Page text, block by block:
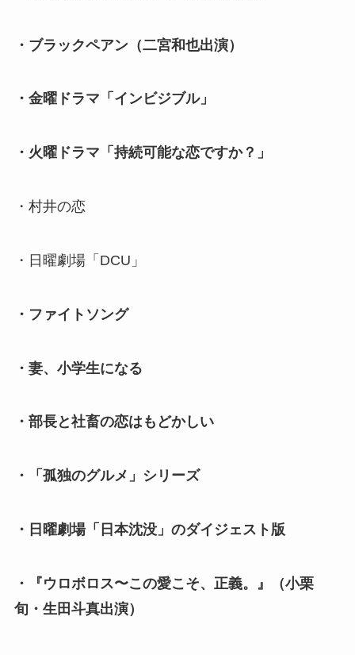
・ブラックペアン（二宮和也出演）
・金曜ドラマ「インビジブル」
・火曜ドラマ「持続可能な恋ですか？」
・村井の恋
・日曜劇場「DCU」
・ファイトソング
・妻、小学生になる
・部長と社畜の恋はもどかしい
・「孤独のグルメ」シリーズ
・日曜劇場「日本沈没」のダイジェスト版
・『ウロボロス〜この愛こそ、正義。』（小栗
旬・生田斗真出演）